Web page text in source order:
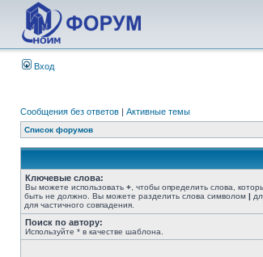
Вход
Сообщения без ответов | Активные темы
Список форумов
Ключевые слова:
Вы можете использовать + , чтобы определить слова,
быть не должно. Вы можете разделить слова символом |
для частичного совпадения.
Поиск по автору:
Используйте * в качестве шаблона.